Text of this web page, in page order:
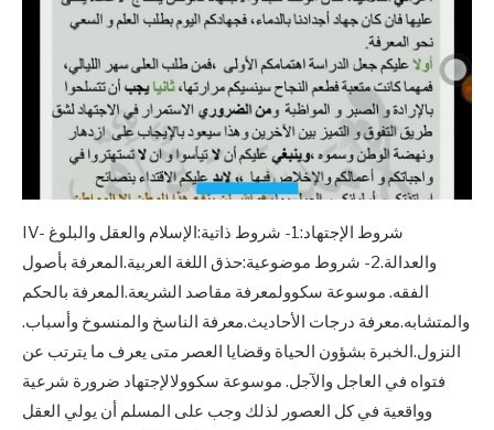
IV- شروط الإجتهاد:1- شروط ذاتية:الإسلام والعقل والبلوغ
والعدالة.2- شروط موضوعية:حذق اللغة العربية.المعرفة بأصول
الفقه. موسوعة سكوولمعرفة مقاصد الشريعة.المعرفة بالحكم
والمتشابه.معرفة درجات الأحاديث.معرفة الناسخ والمنسوخ وأسباب.
النزول.الخبرة بشؤون الحياة وقضايا العصر متى يعرف ما يترتب عن
فتواه في العاجل والآجل. موسوعة سكوولالإجتهاد ضرورة شرعية
وواقعية في كل العصور لذلك وجب على المسلم أن يولي العقل